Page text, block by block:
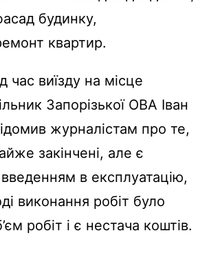
будинку,
квартир.
час виїзду на місце
Запорізької ОВА Іван
журналістам про те,
закінчені, але є
введенням в експлуатацію,
виконання робіт було
робіт і є нестача коштів.